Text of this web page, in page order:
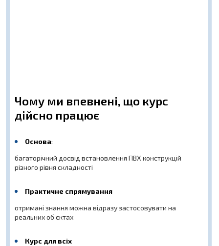
Чому ми впевнені, що курс
дійсно працює
Основа:
багаторічний досвід встановлення ПВХ конструкцій
різного рівня складності
Практичне спрямування
отримані знання можна відразу застосовувати на
реальних об’єктах
Курс для всіх